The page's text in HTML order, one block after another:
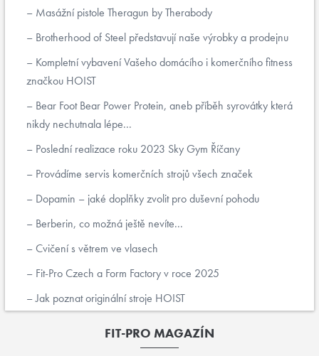
Masážní pistole Theragun by Therabody
Brotherhood of Steel představují naše výrobky a prodejnu
Kompletní vybavení Vašeho domácího i komerčního fitness
značkou HOIST
Bear Foot Bear Power Protein, aneb příběh syrovátky která
nikdy nechutnala lépe...
Poslední realizace roku 2023 Sky Gym Říčany
Provádíme servis komerčních strojů všech značek
Dopamin – jaké doplňky zvolit pro duševní pohodu
Berberin, co možná ještě nevíte...
Cvičení s větrem ve vlasech
Fit-Pro Czech a Form Factory v roce 2025
Jak poznat originální stroje HOIST
FIT-PRO MAGAZÍN